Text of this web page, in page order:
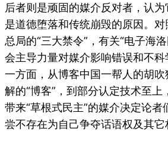
后者则是顽固的媒介反对者，认为
是道德堕落和传统崩毁的原因。
总局的“三大禁令”，有关“电子海
会主导力量对媒介影响错误和不
一方面，从博客中国一帮人的胡
解的“博客”，到部分认定技术至
带来“草根式民主”的媒介决定论
尝不存在为自己争夺话语权及其它